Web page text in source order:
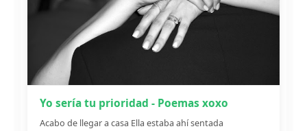
Yo sería tu prioridad - Poemas xoxo
Acabo de llegar a casa Ella estaba ahí sentada